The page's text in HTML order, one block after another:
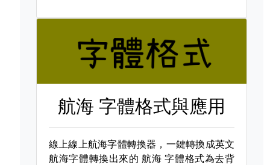
航海 字體格式與應用
線上線上航海字體轉換器，一鍵轉換成英文
航海字體轉換出來的航海 字體格式為去背